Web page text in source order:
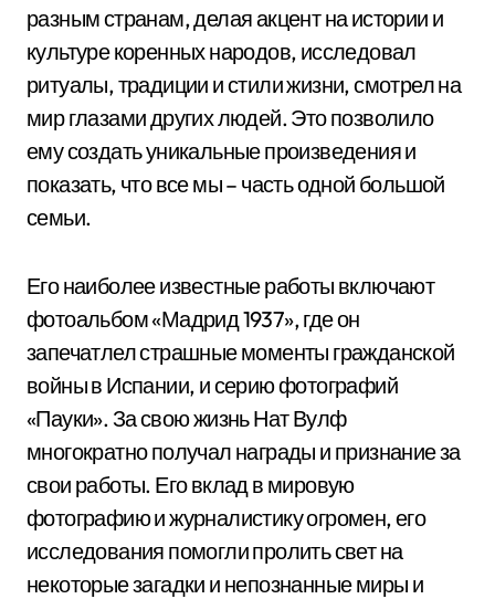
разным странам, делая акцент на истории и
культуре коренных народов, исследовал
ритуалы, традиции и стили жизни, смотрел на
мир глазами других людей. Это позволило
ему создать уникальные произведения и
показать, что все мы – часть одной большой
семьи.
Его наиболее известные работы включают
фотоальбом «Мадрид 1937», где он
запечатлел страшные моменты гражданской
войны в Испании, и серию фотографий
«Пауки». За свою жизнь Нат Вулф
многократно получал награды и признание за
свои работы. Его вклад в мировую
фотографию и журналистику огромен, его
исследования помогли пролить свет на
некоторые загадки и непознанные миры и